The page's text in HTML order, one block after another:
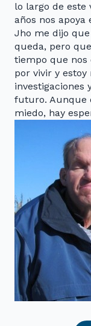
lo largo de este
años nos apoya
Jho me dijo
queda, pero
tiempo que nos
por vivir y
investigaciones
futuro. Aunque
miedo, hay